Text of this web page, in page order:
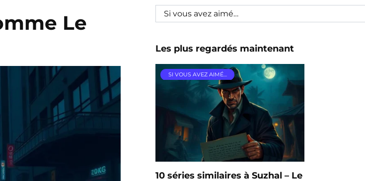
Le
Les plus regardés maintenant
SI VOUS AVEZ AIMÉ…
10 séries similaires à Suzhal – Le